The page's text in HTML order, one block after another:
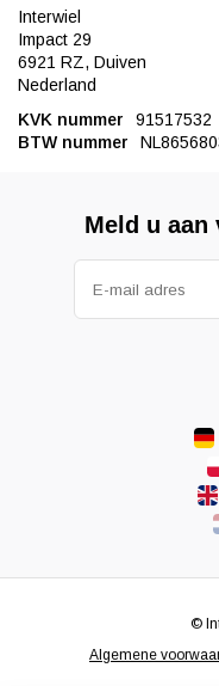
Interwiel
Impact 29
6921 RZ, Duiven
Nederland
KVK nummer
91517532
BTW nummer
Meld u
Algemene
©